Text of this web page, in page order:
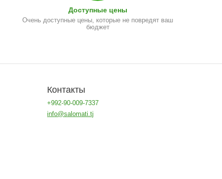
Доступные цены
Очень доступные цены, которые не повредят ваш
бюджет
Контакты
+992-90-009-7337
info@salomati.tj